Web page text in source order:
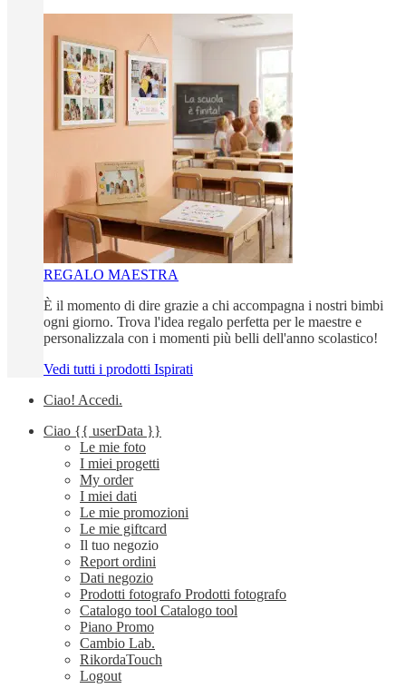
REGALO MAESTRA
È il momento di dire grazie a chi accompagna i nostri bimbi
ogni giorno. Trova l'idea regalo perfetta per le maestre e
personalizzala con i momenti più belli dell'anno scolastico!
Vedi tutti i prodotti Ispirati
Ciao! Accedi.
Ciao {{ userData }}
Le mie foto
I miei progetti
My order
I miei dati
Le mie promozioni
Le mie giftcard
Il tuo negozio
Report ordini
Dati negozio
Prodotti fotografo Prodotti fotografo
Catalogo tool Catalogo tool
Piano Promo
Cambio Lab.
RikordaTouch
Logout